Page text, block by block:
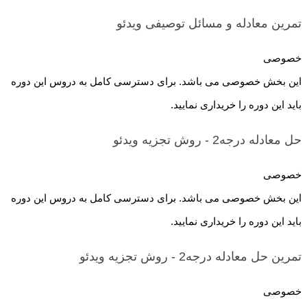
تمرین معادله و مسائل توصیفی ویدئو
خصوصی
این بخش خصوصی می باشد. برای دسترسی کامل به دروس این دوره
باید این دوره را خریداری نمایید.
حل معادله درجه2 - روش تجزیه ویدئو
خصوصی
این بخش خصوصی می باشد. برای دسترسی کامل به دروس این دوره
باید این دوره را خریداری نمایید.
تمرین حل معادله درجه2 - روش تجزیه ویدئو
خصوصی